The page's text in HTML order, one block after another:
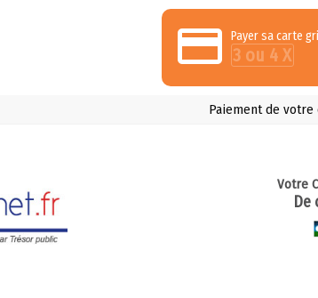
Payer sa carte
3 ou 4 X
Paiement de votre
Votre
De